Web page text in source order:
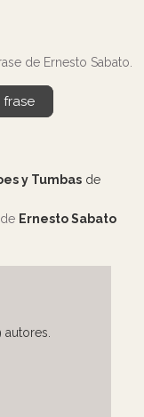
de Ernesto Sabato.
y Tumbas de
Ernesto Sabato
autores.